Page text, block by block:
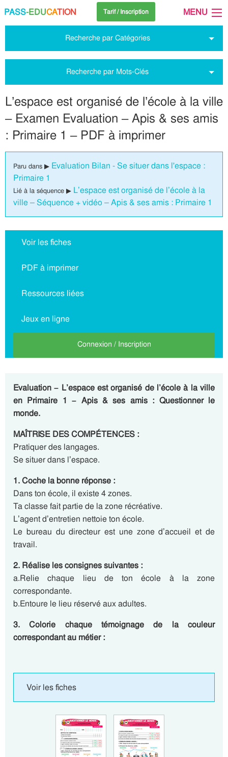
PASS-EDUCATION Tarif / Inscription MENU
Recherche par Catégories
Recherche par Mots-Clés
L’espace est organisé de l’école à la ville
– Examen Evaluation – Apis & ses amis
: Primaire 1 – PDF à imprimer
Paru dans ▶ Evaluation Bilan - Se situer dans l'espace :
Primaire 1
Lié à la séquence ▶ L’espace est organisé de l’école à la
ville – Séquence + vidéo – Apis & ses amis : Primaire 1
Voir les fiches
PDF à imprimer
Ressources liées
Jeux en ligne
Connexion / Inscription
Evaluation – L’espace est organisé de l’école à la ville
en Primaire 1 – Apis & ses amis : Questionner le
monde.
MAÎTRISE DES COMPÉTENCES :
Pratiquer des langages.
Se situer dans l’espace.
1. Coche la bonne réponse :
Dans ton école, il existe 4 zones.
Ta classe fait partie de la zone récréative.
L’agent d’entretien nettoie ton école.
Le bureau du directeur est une zone d’accueil et de
travail.
2. Réalise les consignes suivantes :
a.Relie chaque lieu de ton école à la zone
correspondante.
b.Entoure le lieu réservé aux adultes.
3. Colorie chaque témoignage de la couleur
correspondant au métier :
Voir les fiches